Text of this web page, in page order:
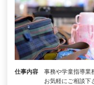
仕事内容
事務や学童指導業
お気軽にご相談下